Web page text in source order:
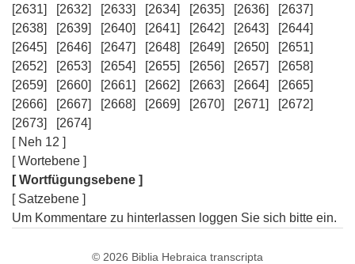
[2631]
[2632] [2633] [2634] [2635] [2636]
[2637]
[2638]
[2639] [2640] [2641] [2642] [2643]
[2644]
[2645]
[2646] [2647] [2648] [2649] [2650]
[2651]
[2652]
[2653] [2654] [2655] [2656] [2657]
[2658]
[2659]
[2660] [2661] [2662] [2663] [2664]
[2665]
[2666]
[2667] [2668] [2669] [2670] [2671]
[2672]
[2673]
[2674]
[ Neh 12 ]
[ Wortebene ]
[ Wortfügungsebene ]
[ Satzebene ]
Um Kommentare zu hinterlassen loggen Sie sich bitte ein.
© 2026 Biblia Hebraica transcripta